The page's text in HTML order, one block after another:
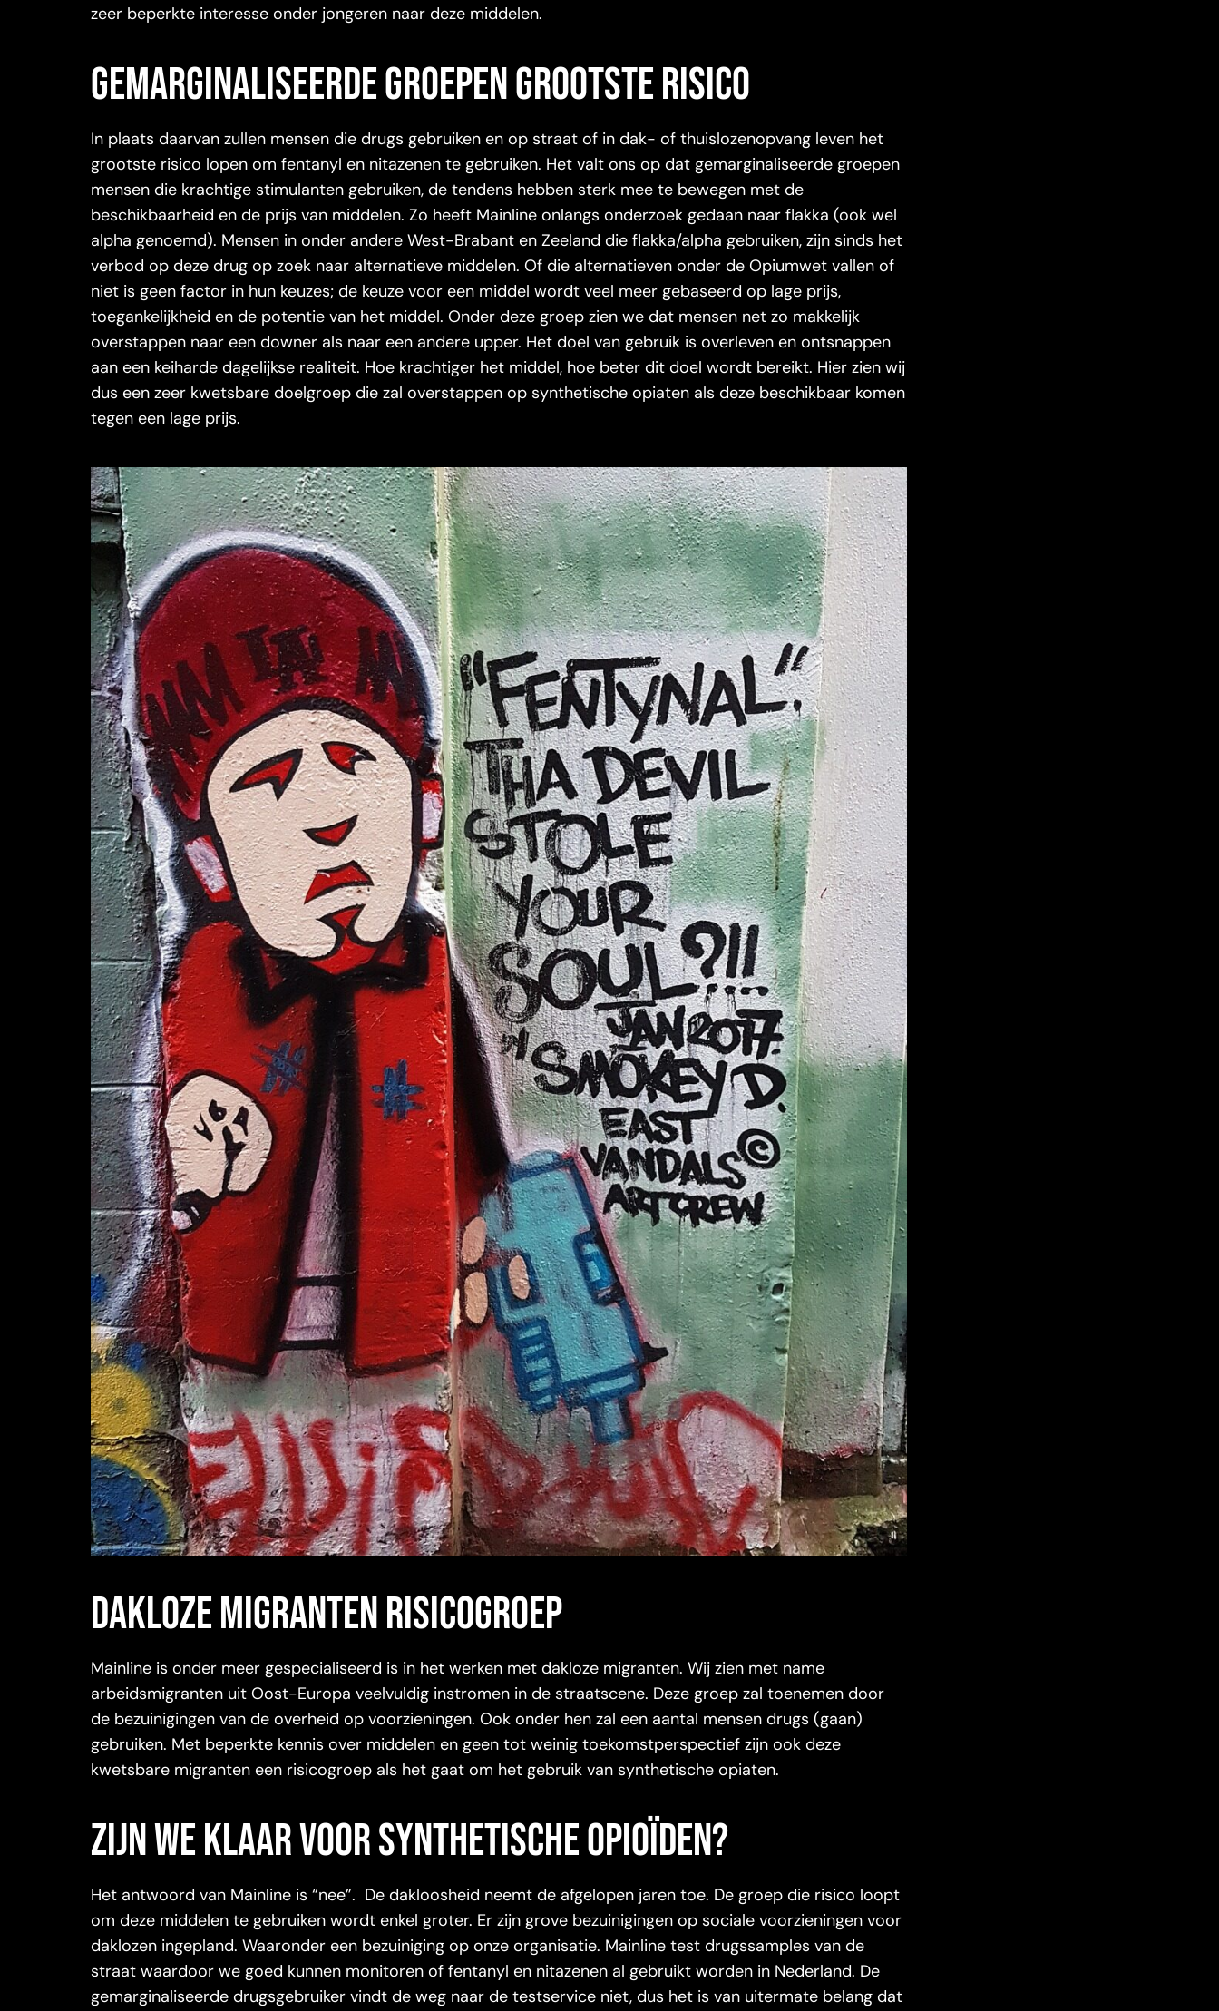
zeer beperkte interesse onder jongeren naar deze middelen.
Gemarginaliseerde groepen grootste risico
In plaats daarvan zullen mensen die drugs gebruiken en op straat of in dak- of thuislozenopvang leven het
grootste risico lopen om fentanyl en nitazenen te gebruiken. Het valt ons op dat gemarginaliseerde groepen
mensen die krachtige stimulanten gebruiken, de tendens hebben sterk mee te bewegen met de
beschikbaarheid en de prijs van middelen. Zo heeft Mainline onlangs onderzoek gedaan naar flakka (ook wel
alpha genoemd). Mensen in onder andere West-Brabant en Zeeland die flakka/alpha gebruiken, zijn sinds het
verbod op deze drug op zoek naar alternatieve middelen. Of die alternatieven onder de Opiumwet vallen of
niet is geen factor in hun keuzes; de keuze voor een middel wordt veel meer gebaseerd op lage prijs,
toegankelijkheid en de potentie van het middel. Onder deze groep zien we dat mensen net zo makkelijk
overstappen naar een downer als naar een andere upper. Het doel van gebruik is overleven en ontsnappen
aan een keiharde dagelijkse realiteit. Hoe krachtiger het middel, hoe beter dit doel wordt bereikt. Hier zien wij
dus een zeer kwetsbare doelgroep die zal overstappen op synthetische opiaten als deze beschikbaar komen
tegen een lage prijs.
Dakloze migranten risicogroep
Mainline is onder meer gespecialiseerd is in het werken met dakloze migranten. Wij zien met name
arbeidsmigranten uit Oost-Europa veelvuldig instromen in de straatscene. Deze groep zal toenemen door
de bezuinigingen van de overheid op voorzieningen. Ook onder hen zal een aantal mensen drugs (gaan)
gebruiken. Met beperkte kennis over middelen en geen tot weinig toekomstperspectief zijn ook deze
kwetsbare migranten een risicogroep als het gaat om het gebruik van synthetische opiaten.
Zijn we klaar voor synthetische opioïden?
Het antwoord van Mainline is “nee”. De dakloosheid neemt de afgelopen jaren toe. De groep die risico loopt
om deze middelen te gebruiken wordt enkel groter. Er zijn grove bezuinigingen op sociale voorzieningen voor
daklozen ingepland. Waaronder een bezuiniging op onze organisatie. Mainline test drugssamples van de
straat waardoor we goed kunnen monitoren of fentanyl en nitazenen al gebruikt worden in Nederland. De
gemarginaliseerde drugsgebruiker vindt de weg naar de testservice niet, dus het is van uitermate belang dat